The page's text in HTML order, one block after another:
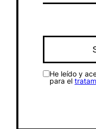
He leído y
para el